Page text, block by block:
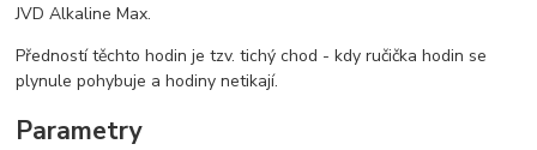
JVD Alkaline Max.
Předností těchto hodin je tzv. tichý chod - kdy ručička hodin se
plynule pohybuje a hodiny netikají.
Parametry